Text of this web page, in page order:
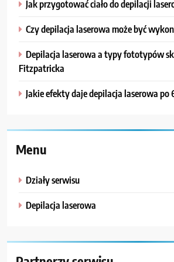
Jak przygotować ciało do depilacji
Czy depilacja laserowa może być
Depilacja laserowa a typy fototypów
Fitzpatricka
Jakie efekty daje depilacja laserowa po
Menu
Działy serwisu
Depilacja laserowa